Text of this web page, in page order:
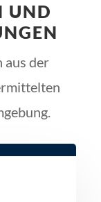
UND
aus der